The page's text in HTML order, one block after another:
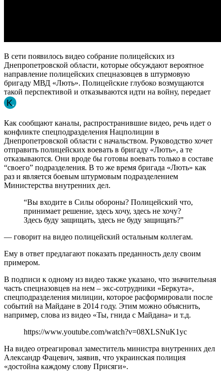
В сети появилось видео собрание полицейских из
Днепропетровской области, которые обсуждают вероятное
направление полицейских спецназовцев в штурмовую
бригаду МВД «Лють». Полицейские глубоко возмущаются
такой перспективой и отказываются идти на войну, передает
Как сообщают каналы, распространившие видео, речь идет о
конфликте спецподразделения Нацполиции в
Днепропетровской области с начальством. Руководство хочет
отправить полицейских воевать в бригаду «Лють», а те
отказываются. Они вроде бы готовы воевать только в составе
“своего” подразделения. В то же время бригада «Лють» как
раз и является боевым штурмовым подразделением
Министерства внутренних дел.
“Вы входите в Силы обороны? Полицейский что,
принимает решение, здесь хочу, здесь не хочу?
Здесь буду защищать, здесь не буду защищать?”
— говорит на видео полицейский остальным коллегам.
Ему в ответ предлагают показать преданность делу своим
примером.
В подписи к одному из видео также указано, что значительная
часть спецназовцев на нем – экс-сотрудники «Беркута»,
спецподразделения милиции, которое расформировали после
событий на Майдане в 2014 году. Этим можно объяснить,
например, слова из видео «Ты, гнида с Майдана» и т.д.
https://www.youtube.com/watch?v=08XLSNuK1yc
На видео отреагировал заместитель министра внутренних дел
Александр Фацевич, заявив, что украинская полиция
«достойна каждому слову Присяги».